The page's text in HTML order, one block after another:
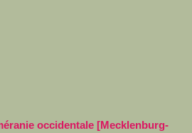
occidentale [Mecklenburg-